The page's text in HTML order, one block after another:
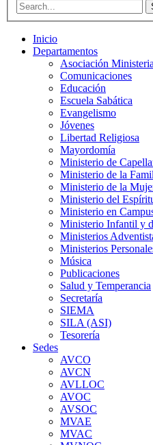
Inicio
Departamentos
Asociación
Comunicaciones
Educación
Escuela Sabática
Evangelismo
Jóvenes
Libertad Religiosa
Mayordomía
Ministerio de
Ministerio de la
Ministerio de la
Ministerio del
Ministerio en
Ministerio Infantil y
Ministerios
Ministerios
Música
Publicaciones
Salud y Temperancia
Secretaría
SIEMA
SILA (ASI)
Tesorería
Sedes
AVCO
AVCN
AVLLOC
AVOC
AVSOC
MVAE
MVAC